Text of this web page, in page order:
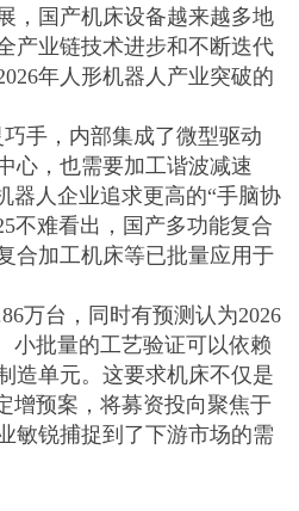
，国产机床设备越来越多地
产业链技术进步和不断迭代
年人形机器人产业突破的
手，内部集成了微型驱动
心，也需要加工谐波减速
人企业追求更高的“手脑协
不难看出，国产多功能复合
合加工机床等已批量应用于
万台，同时有预测认为2026
小批量的工艺验证可以依赖
造单元。这要求机床不仅是
增预案，将募资投向聚焦于
敏锐捕捉到了下游市场的需